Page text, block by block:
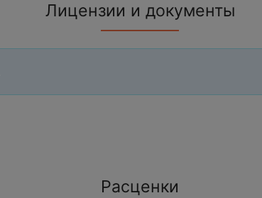
Лицензии и документы
Расценки